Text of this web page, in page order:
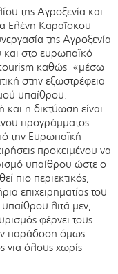
της Αγροξενία και
Ελένη Καραΐσκου
της Αγροξενία
και στο ευρωπαϊκό
καθώς «μέσω
στην εξωστρέφεια
υπαίθρου.
η δικτύωση είναι
προγράμματος
την Ευρωπαϊκή
προκειμένου να
υπαίθρου ώστε ο
πιο περιεκτικός,
επιχειρηματίας του
λιτά μεν,
φέρνει τους
παράδοση όμως
για όλους χωρίς